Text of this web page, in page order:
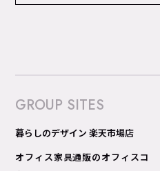
GROUP SITES
暮らしのデザイン 楽天市場店
オフィス家具通販のオフィスコ